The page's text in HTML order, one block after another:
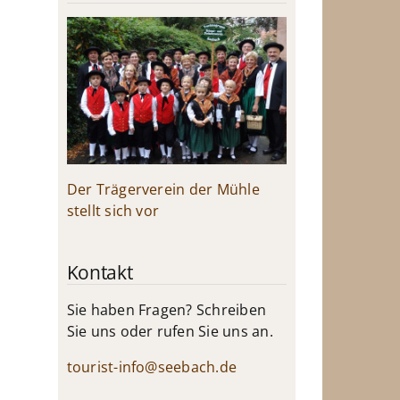
Der Trägerverein der Mühle
stellt sich vor
Kontakt
Sie haben Fragen? Schreiben
Sie uns oder rufen Sie uns an.
tourist-info@seebach.de